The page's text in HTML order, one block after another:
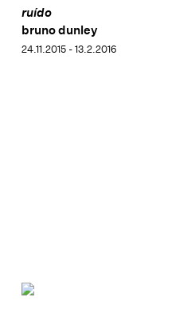
ruído
bruno dunley
24.11.2015 - 13.2.2016